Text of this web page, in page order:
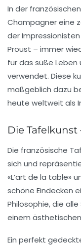
In der
Champagner eine
derImpressionisten
Proust – immer
für das süße Leben
verwendet. Diese
maßgeblich dazu
heute weltweit als
Die Tafelkunst
Die französische
sich und
«L’art de la table»
schöne Eindecken
Philosophie, die
einem ästhetischen
Ein perfekt